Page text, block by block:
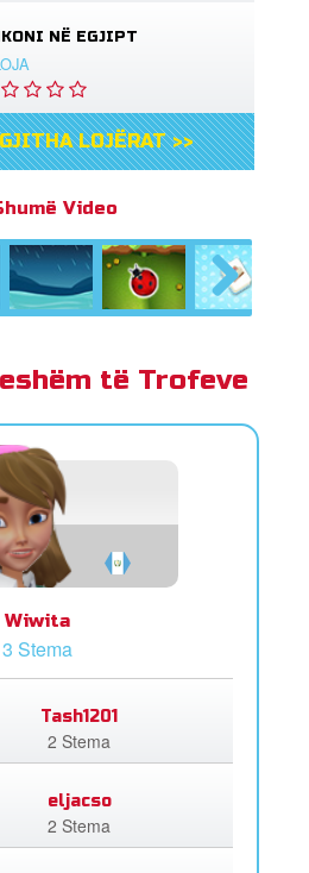
NË EGJIPT
LOJËRAT >>
Video
Next
të Trofeve
Wiwita
3 Stema
Tash1201
2 Stema
eljacso
2 Stema